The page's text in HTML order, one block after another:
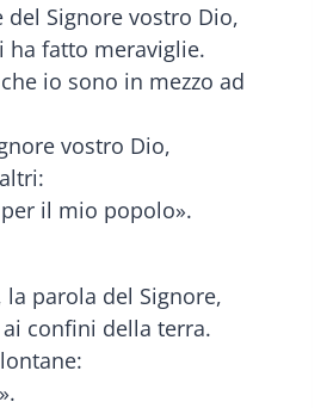
Signore vostro Dio,
ha fatto meraviglie.
io sono in mezzo ad
vostro Dio,
il mio popolo».
parola del Signore,
confini della terra.